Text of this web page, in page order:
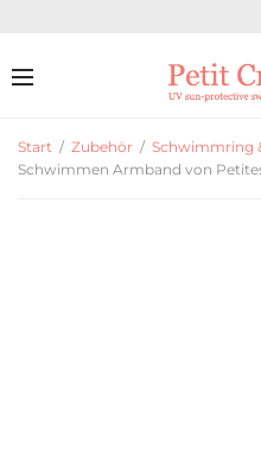
Start / Zubehör / Schwimmring
Schwimmen Armband von